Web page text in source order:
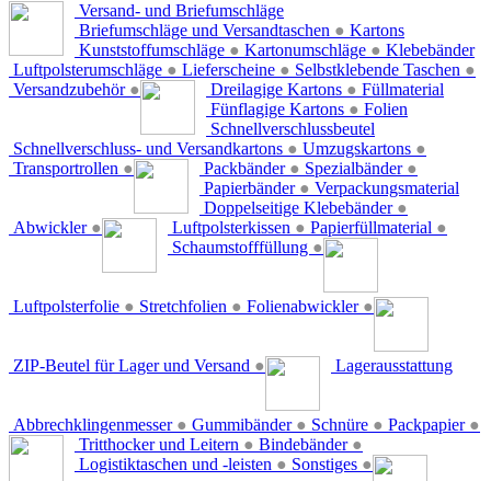
Versand- und Briefumschläge
Briefumschläge und Versandtaschen ●
Kunststoffumschläge ● Kartonumschläge ●
Luftpolsterumschläge ● Lieferscheine ● Selbstklebende Taschen ●
Versandzubehör ●
Kartons
Dreilagige Kartons ●
Fünflagige Kartons ●
Schnellverschluss- und Versandkartons ● Umzugskartons ●
Transportrollen ●
Klebebänder
Packbänder ● Spezialbänder ●
Papierbänder ●
Doppelseitige Klebebänder ●
Abwickler ●
Füllmaterial
Luftpolsterkissen ● Papierfüllmaterial ●
Schaumstofffüllung ●
Folien
Luftpolsterfolie ● Stretchfolien ● Folienabwickler ●
Schnellverschlussbeutel
ZIP-Beutel für Lager und Versand ●
Verpackungsmaterial
Abbrechklingenmesser ● Gummibänder ● Schnüre ● Packpapier ●
Lagerausstattung
Tritthocker und Leitern ● Bindebänder ●
Logistiktaschen und -leisten ● Sonstiges ●